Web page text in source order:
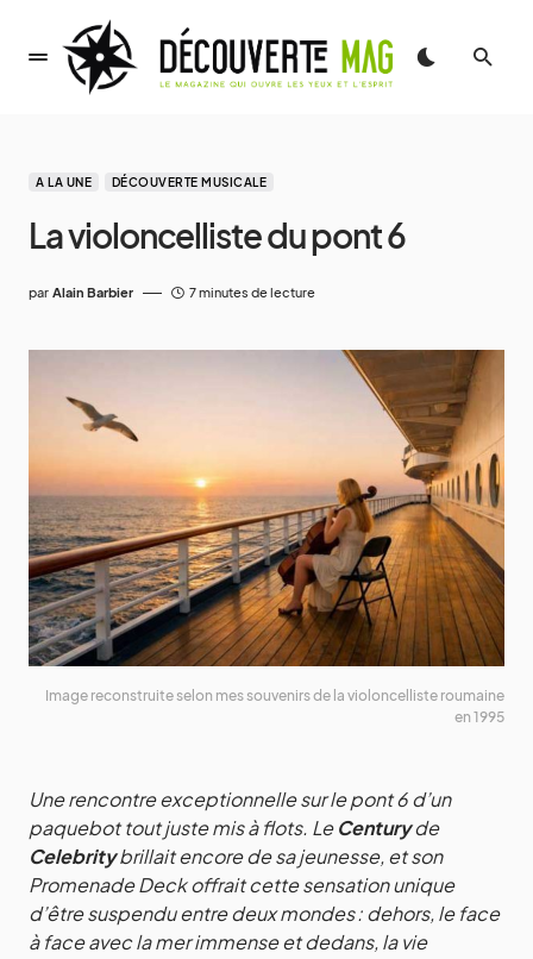
A LA UNE DÉCOUVERTE MUSICALE
La violoncelliste du pont 6
par Alain Barbier 7 minutes de lecture
Image reconstruite selon mes souvenirs de la violoncelliste roumaine
en 1995
Une rencontre exceptionnelle sur le pont 6 d’un
paquebot tout juste mis à flots. LeCenturyde
Celebritybrillait encore de sa jeunesse, et son
Promenade Deck offrait cette sensation unique
d’être suspendu entre deux mondes : dehors, le face
à face avec la mer immense et dedans, la vie